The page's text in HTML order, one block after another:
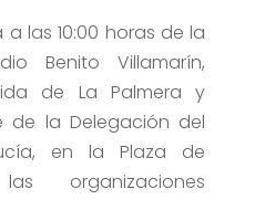
las 10:00 horas de la
Benito Villamarín,
de La Palmera y
de la Delegación del
en la Plaza de
organizaciones